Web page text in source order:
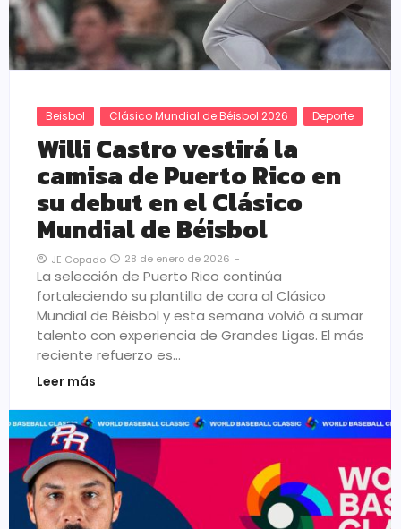
Beisbol Clásico Mundial de Béisbol 2026 Deporte
Willi Castro vestirá la
camisa de Puerto Rico en
su debut en el Clásico
Mundial de Béisbol
JE Copado 28 de enero de 2026 -
La selección de Puerto Rico continúa
fortaleciendo su plantilla de cara al Clásico
Mundial de Béisbol y esta semana volvió a sumar
talento con experiencia de Grandes Ligas. El más
reciente refuerzo es…
Leer más